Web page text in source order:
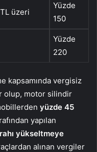
üzeri
Yüzde
150
Yüzde
220
kapsamında vergisiz
olup, motor silindir
yüzde 45
yapılan
yükseltmeye
alınan vergiler